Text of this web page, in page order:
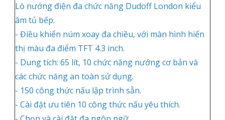
Lò nướng điện đa chức năng Dudoff London kiểu
âm tủ bếp.
- Điều khiển núm xoay đa chiều, với màn hình hiển
thị màu đa điểm TFT 4.3 inch.
- Dung tích: 65 lít, 10 chức năng nướng cơ bản và
các chức năng an toàn sử dụng.
- 150 công thức nấu lập trình sẵn.
- Cài đặt ưu tiên 10 công thức nấu yêu thích.